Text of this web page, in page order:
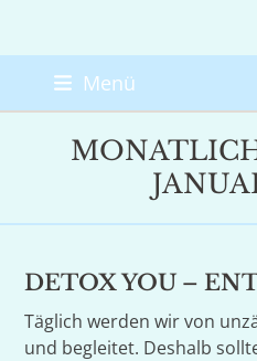
content
Menü
DETOX YOU –
Täglich werden wir von
und begleitet. Deshalb